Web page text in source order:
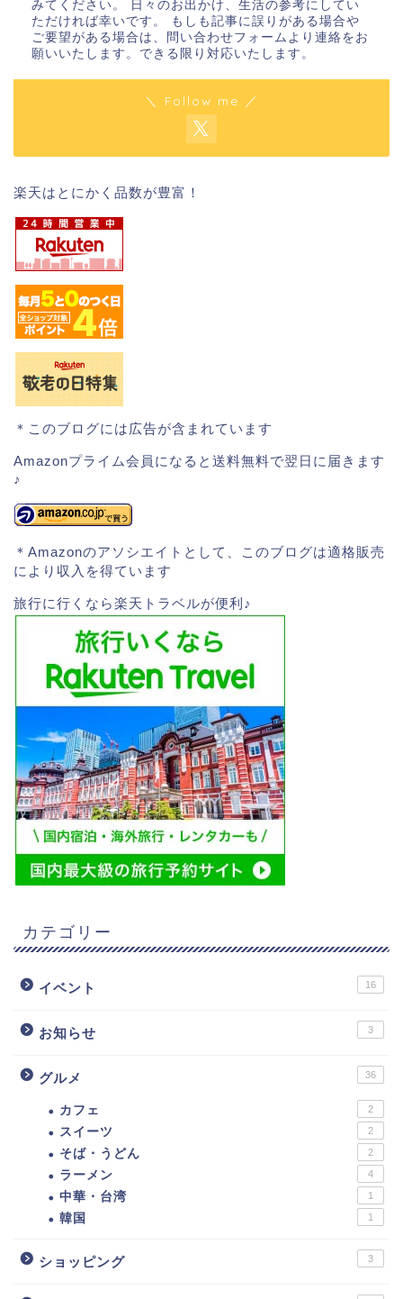
みてください。 日々のお出かけ、生活の参考にしてい
ただければ幸いです。 もしも記事に誤りがある場合や
ご要望がある場合は、問い合わせフォームより連絡をお
願いいたします。できる限り対応いたします。
＼ Follow me ／
楽天はとにかく品数が豊富！
＊このブログには広告が含まれています
Amazonプライム会員になると送料無料で翌日に届きます
♪
＊Amazonのアソシエイトとして、このブログは適格販売
により収入を得ています
旅行に行くなら楽天トラベルが便利♪
カテゴリー
イベント 16
お知らせ 3
グルメ 36
カフェ 2
スイーツ 2
そば・うどん 2
ラーメン 4
中華・台湾 1
韓国 1
ショッピング 3